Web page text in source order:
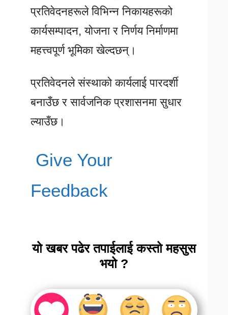
प्रतिवेदनहरूले विभिन्न निकायहरूको
कार्यसम्पादन, योजना र निर्णय निर्माणमा
महत्त्वपूर्ण भूमिका खेल्दछन्।
प्रतिवेदनले संस्थाको कार्यलाई पारदर्शी
बनाउँछ र सार्वजनिक प्रशासनमा सुधार
ल्याउँछ।
Give Your
Feedback
यो खबर पढेर तपाईलाई कस्तो महसुस
भयो ?